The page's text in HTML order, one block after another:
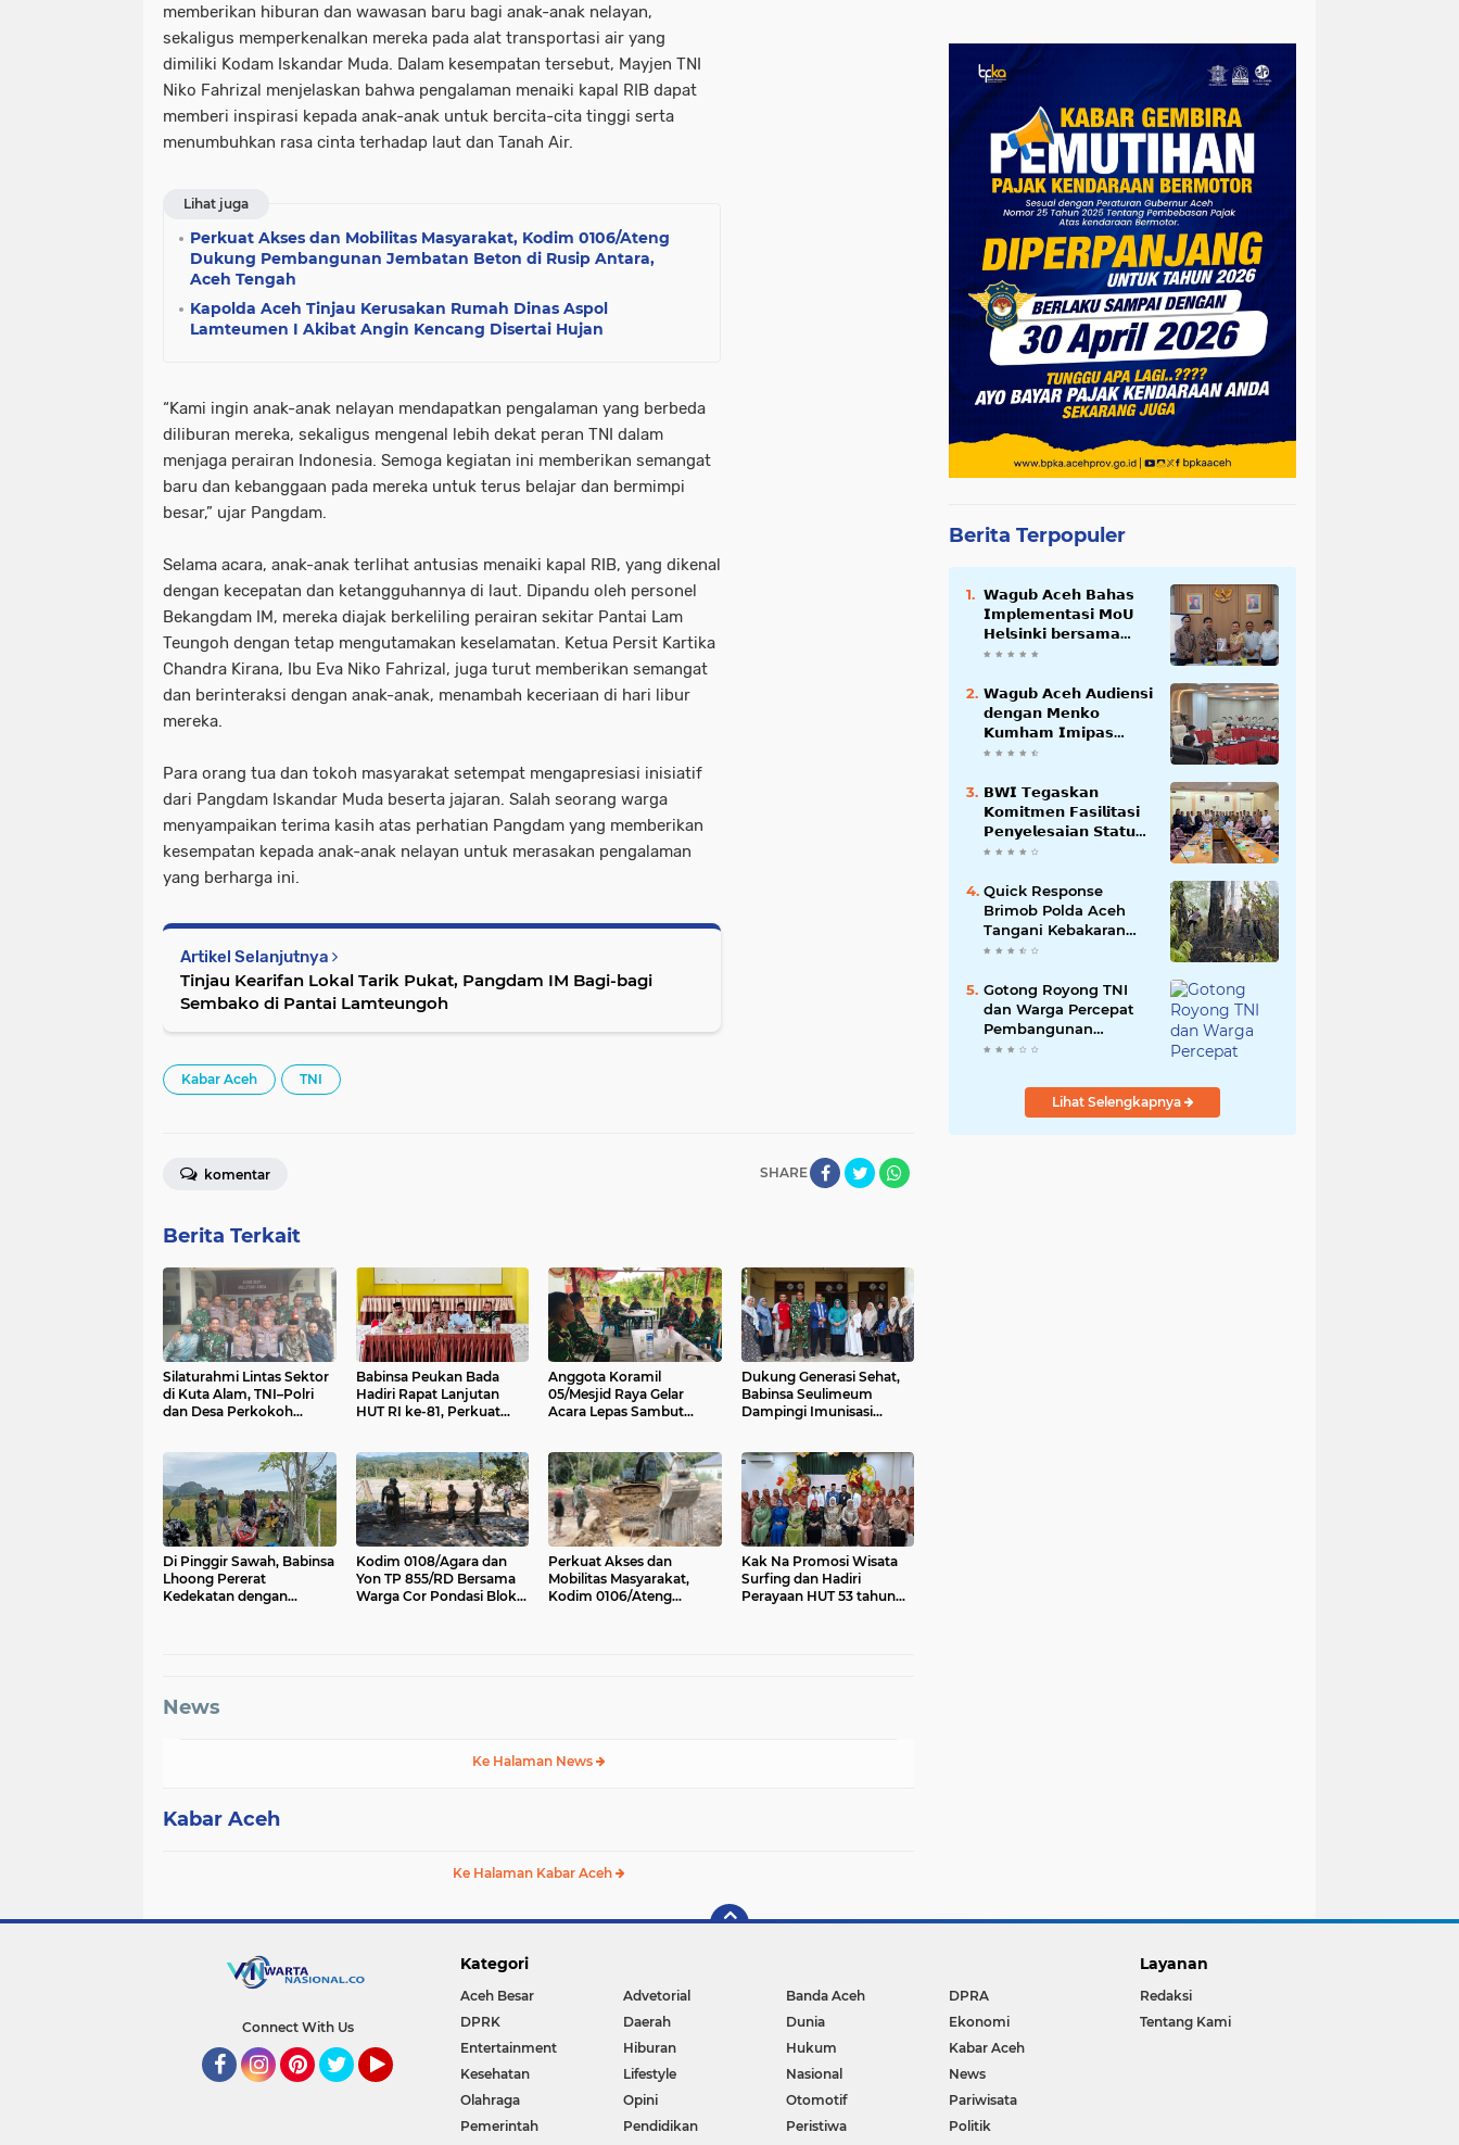
memberikan hiburan dan wawasan baru bagi anak-anak nelayan,
sekaligus memperkenalkan mereka pada alat transportasi air yang
dimiliki Kodam Iskandar Muda. Dalam kesempatan tersebut, Mayjen TNI
Niko Fahrizal menjelaskan bahwa pengalaman menaiki kapal RIB dapat
memberi inspirasi kepada anak-anak untuk bercita-cita tinggi serta
menumbuhkan rasa cinta terhadap laut dan Tanah Air.
Lihat juga
Perkuat Akses dan Mobilitas Masyarakat, Kodim 0106/Ateng
Dukung Pembangunan Jembatan Beton di Rusip Antara,
Aceh Tengah
Kapolda Aceh Tinjau Kerusakan Rumah Dinas Aspol
Lamteumen I Akibat Angin Kencang Disertai Hujan
“Kami ingin anak-anak nelayan mendapatkan pengalaman yang berbeda
diliburan mereka, sekaligus mengenal lebih dekat peran TNI dalam
menjaga perairan Indonesia. Semoga kegiatan ini memberikan semangat
baru dan kebanggaan pada mereka untuk terus belajar dan bermimpi
besar,” ujar Pangdam.
Selama acara, anak-anak terlihat antusias menaiki kapal RIB, yang dikenal
dengan kecepatan dan ketangguhannya di laut. Dipandu oleh personel
Bekangdam IM, mereka diajak berkeliling perairan sekitar Pantai Lam
Teungoh dengan tetap mengutamakan keselamatan. Ketua Persit Kartika
Chandra Kirana, Ibu Eva Niko Fahrizal, juga turut memberikan semangat
dan berinteraksi dengan anak-anak, menambah keceriaan di hari libur
mereka.
Para orang tua dan tokoh masyarakat setempat mengapresiasi inisiatif
dari Pangdam Iskandar Muda beserta jajaran. Salah seorang warga
menyampaikan terima kasih atas perhatian Pangdam yang memberikan
kesempatan kepada anak-anak nelayan untuk merasakan pengalaman
yang berharga ini.
Artikel Selanjutnya
Tinjau Kearifan Lokal Tarik Pukat, Pangdam IM Bagi-bagi
Sembako di Pantai Lamteungoh
Kabar Aceh TNI
SHARE
komentar
Berita Terkait
Silaturahmi Lintas Sektor
di Kuta Alam, TNI–Polri
dan Desa Perkokoh
Babinsa Peukan Bada
Hadiri Rapat Lanjutan
HUT RI ke-81, Perkuat
Anggota Koramil
05/Mesjid Raya Gelar
Acara Lepas Sambut
Dukung Generasi Sehat,
Babinsa Seulimeum
Dampingi Imunisasi
Di Pinggir Sawah, Babinsa
Lhoong Pererat
Kedekatan dengan
Kodim 0108/Agara dan
Yon TP 855/RD Bersama
Warga Cor Pondasi Blok
Perkuat Akses dan
Mobilitas Masyarakat,
Kodim 0106/Ateng
Kak Na Promosi Wisata
Surfing dan Hadiri
Perayaan HUT 53 tahun
News
Ke Halaman News
Kabar Aceh
Ke Halaman Kabar Aceh
Berita Terpopuler
𝗪𝗮𝗴𝘂𝗯 𝗔𝗰𝗲𝗵 𝗕𝗮𝗵𝗮𝘀
𝗜𝗺𝗽𝗹𝗲𝗺𝗲𝗻𝘁𝗮𝘀𝗶 𝗠𝗼𝗨
𝗛𝗲𝗹𝘀𝗶𝗻𝗸𝗶 𝗯𝗲𝗿𝘀𝗮𝗺𝗮
𝗦𝗲𝗸𝗿𝗲𝘁𝗮𝗿𝗶𝗮𝘁 𝗡𝗲𝗴𝗮𝗿𝗮
𝗪𝗮𝗴𝘂𝗯 𝗔𝗰𝗲𝗵 𝗔𝘂𝗱𝗶𝗲𝗻𝘀𝗶
𝗱𝗲𝗻𝗴𝗮𝗻 𝗠𝗲𝗻𝗸𝗼
𝗞𝘂𝗺𝗵𝗮𝗺 𝗜𝗺𝗶𝗽𝗮𝘀
𝗧𝗲𝗿𝗸𝗮𝗶𝘁 𝗦𝘁𝗮𝘁𝘂𝘀 𝗪𝗮𝗸𝗮𝗳
𝗕𝗪𝗜 𝗧𝗲𝗴𝗮𝘀𝗸𝗮𝗻
𝗞𝗼𝗺𝗶𝘁𝗺𝗲𝗻 𝗙𝗮𝘀𝗶𝗹𝗶𝘁𝗮𝘀𝗶
𝗣𝗲𝗻𝘆𝗲𝗹𝗲𝘀𝗮𝗶𝗮𝗻 𝗦𝘁𝗮𝘁𝘂𝘀
𝗪𝗮𝗸𝗮𝗳 𝗕𝗹𝗮𝗻𝗴 𝗣𝗮𝗱𝗮𝗻𝗴
Quick Response
Brimob Polda Aceh
Tangani Kebakaran
Hutan di Lembah
Gotong Royong TNI
dan Warga Percepat
Pembangunan
Jembatan Gantung
Aceh Tenggara
Lihat Selengkapnya
Connect With Us
Kategori
Aceh Besar Advetorial Banda Aceh
DPRA
DPRK
Daerah Dunia
Ekonomi
Entertainment
Hiburan Hukum
Kabar Aceh
Kesehatan
Lifestyle Nasional
News
Olahraga
Opini Otomotif
Pariwisata
Pemerintah
Pendidikan Peristiwa
Politik
Layanan
Redaksi
Tentang Kami